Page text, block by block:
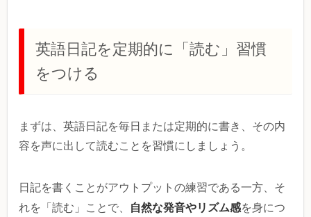
英語日記を定期的に「読む」習慣
をつける
まずは、英語日記を毎日または定期的に書き、その内
容を声に出して読むことを習慣にしましょう。
日記を書くことがアウトプットの練習である一方、そ
れを「読む」ことで、
自然な発音やリズム感を身につ